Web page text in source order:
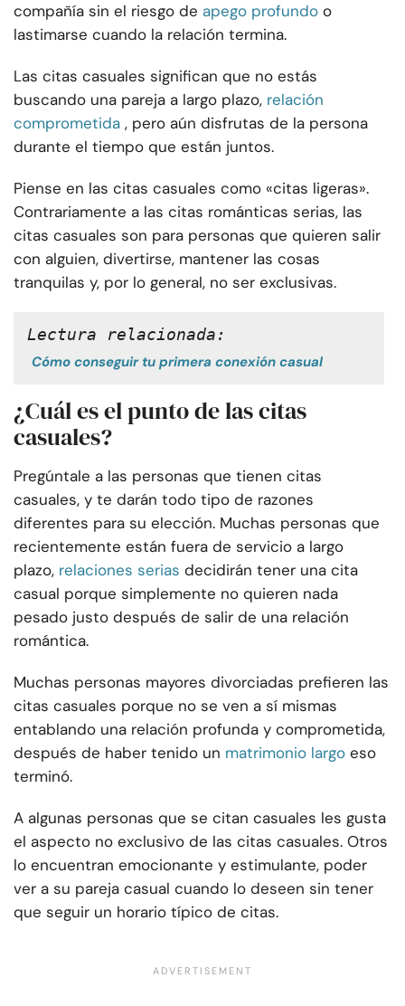
compañía sin el riesgo de apego profundo o
lastimarse cuando la relación termina.
Las citas casuales significan que no estás
buscando una pareja a largo plazo, relación
comprometida , pero aún disfrutas de la persona
durante el tiempo que están juntos.
Piense en las citas casuales como «citas ligeras».
Contrariamente a las citas románticas serias, las
citas casuales son para personas que quieren salir
con alguien, divertirse, mantener las cosas
tranquilas y, por lo general, no ser exclusivas.
Lectura relacionada:
Cómo conseguir tu primera conexión casual
¿Cuál es el punto de las citas
casuales?
Pregúntale a las personas que tienen citas
casuales, y te darán todo tipo de razones
diferentes para su elección. Muchas personas que
recientemente están fuera de servicio a largo
plazo, relaciones serias decidirán tener una cita
casual porque simplemente no quieren nada
pesado justo después de salir de una relación
romántica.
Muchas personas mayores divorciadas prefieren las
citas casuales porque no se ven a sí mismas
entablando una relación profunda y comprometida,
después de haber tenido un matrimonio largo eso
terminó.
A algunas personas que se citan casuales les gusta
el aspecto no exclusivo de las citas casuales. Otros
lo encuentran emocionante y estimulante, poder
ver a su pareja casual cuando lo deseen sin tener
que seguir un horario típico de citas.